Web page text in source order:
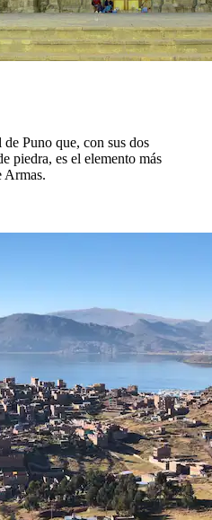
Puno que, con sus dos
piedra, es el elemento más
Armas.